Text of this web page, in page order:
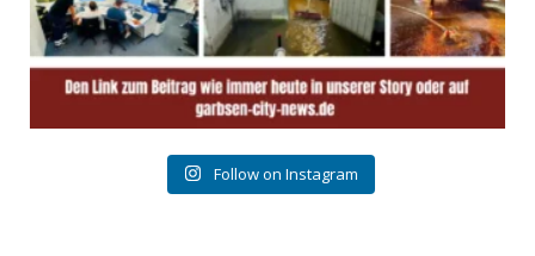
Follow on Instagram